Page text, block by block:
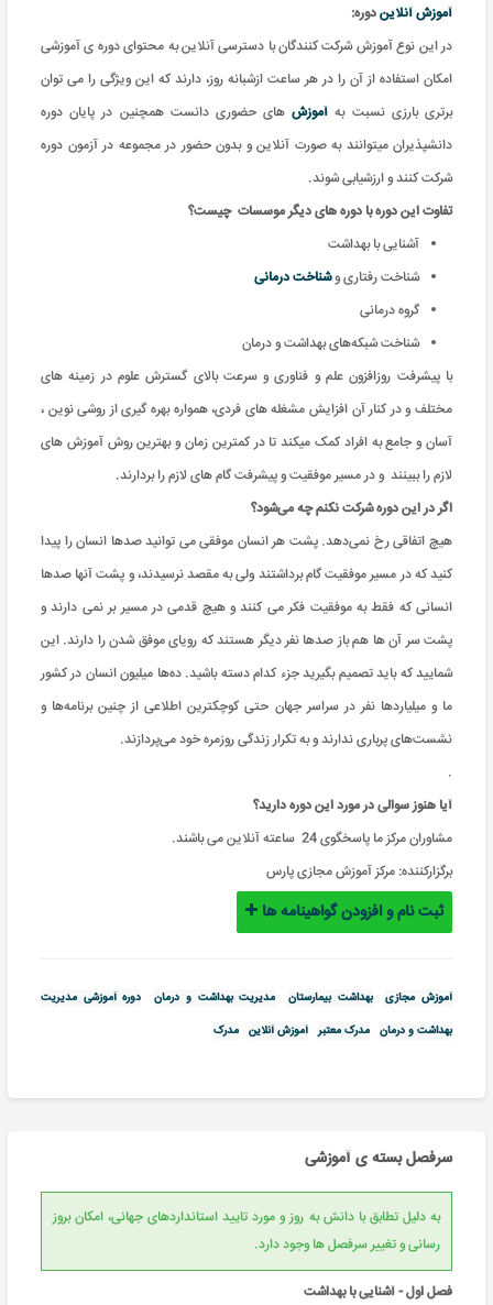
آموزش آنلایندوره:
در این نوع آموزش شرکت کنندگان با دسترسی آنلاین به محتوای دوره ی آموزشی
امکان استفاده از آن را در هر ساعت ازشبانه روز، دارند که این ویژگی را می توان
برتری بارزی نسبت به آموزشهای حضوری دانست همچنین در پایان دوره
دانشپذیران میتوانند به صورت آنلاین و بدون حضور در مجموعه در آزمون دوره
شرکت کنند و ارزشیابی شوند.
تفاوت این دوره با دوره های دیگر موسسات چیست؟
آشنایی با بهداشت
شناخت رفتاری وشناخت درمانی
گروه درمانی
شناخت شبکه‌های بهداشت و درمان
با پیشرفت روزافزون علم و فناوری و سرعت بالای گسترش علوم در زمینه های
مختلف و در کنار آن افزایش مشغله های فردی، همواره بهره گیری از روشی نوین ،
آسان و جامع به افراد کمک میکند تا در کمترین زمان و بهترین روش آموزش های
لازم را ببینند و در مسیر موفقیت و پیشرفت گام های لازم را بردارند.
اگر در این دوره شرکت نکنم چه می‌شود؟
هیچ اتفاقی رخ نمی‌دهد. پشت هر انسان موفقی می توانید صدها انسان را پیدا
کنید که در مسیر موفقیت گام برداشتند ولی به مقصد نرسیدند، و پشت آنها صدها
انسانی که فقط به موفقیت فکر می کنند و هیچ قدمی در مسیر بر نمی دارند و
پشت سر آن ها هم باز صدها نفر دیگر هستند که رویای موفق شدن را دارند. این
شمایید که باید تصمیم بگیرید جزء کدام دسته باشید. ده‌ها میلیون‌ انسان در کشور
ما و میلیاردها نفر در سراسر جهان حتی کوچکترین اطلاعی از چنین برنامه‌ها و
نشست‌های پرباری ندارند و به تکرار زندگی روزمره خود می‌پردازند.
.
آیا هنوز سوالی در مورد این دوره دارید؟
مشاوران مرکز ما پاسخگوی 24 ساعته آنلاین می باشند.
برگزارکننده: مرکز آموزش مجازی پارس
ثبت نام و افزودن گواهینامه ها
آموزش مجازی بهداشت بیمارستان مدیریت بهداشت و درمان
دوره آموزشی مدیریت
بهداشت و درمان مدرک معتبر آموزش آنلاین مدرک
سرفصل بسته ی آموزشی
به دلیل تطابق با دانش به روز و مورد تایید استانداردهای جهانی، امکان بروز
رسانی و تغییر سرفصل ها وجود دارد.
فصل اول - آشنایی با بهداشت